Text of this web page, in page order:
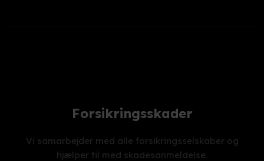
Forsikringsskader
Vi samarbejder med alle forsikringsselskaber og
hjælper til med skadesanmeldelse.